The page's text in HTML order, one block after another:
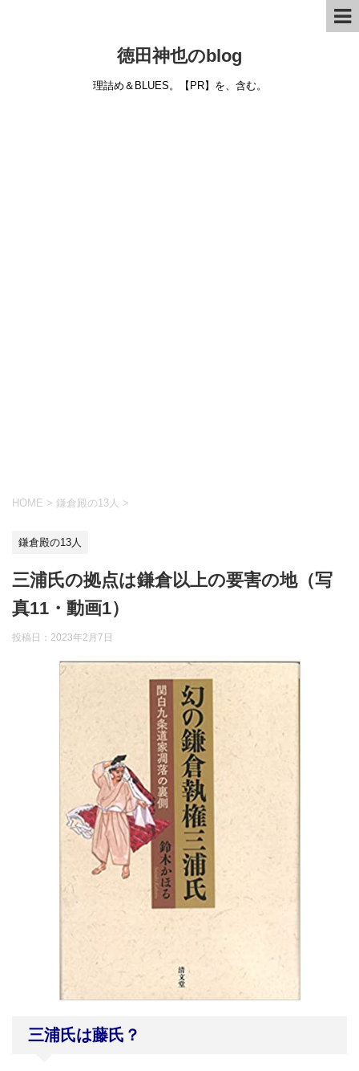
徳田神也のblog
理詰め＆BLUES。【PR】を、含む。
HOME > 鎌倉殿の13人 >
鎌倉殿の13人
三浦氏の拠点は鎌倉以上の要害の地（写
真11・動画1）
投稿日： 2023年2月7日
三浦氏は藤氏？